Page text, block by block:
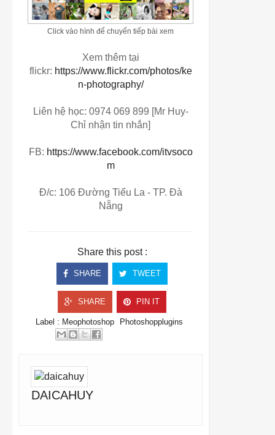
Click vào hình để chuyển tiếp bài xem
Xem thêm tại
flickr: https://www.flickr.com/photos/ke
n-photography/
Liên hệ học: 0974 069 899 [Mr Huy-
Chỉ nhận tin nhắn]
FB: https://www.facebook.com/itvsoco
m
Đ/c: 106 Đường Tiểu La - TP. Đà
Nẵng
Share this post :
SHARE TWEET
SHARE PIN IT
Label : Meophotoshop Photoshopplugins
DAICAHUY